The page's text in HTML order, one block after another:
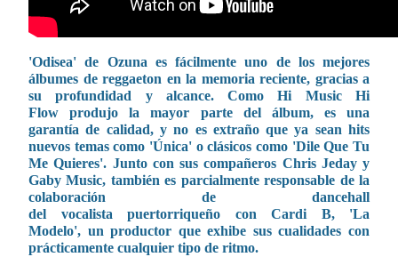
'Odisea' de Ozuna es fácilmente uno de los mejores
álbumes de reggaeton en la memoria reciente, gracias a
su profundidad y alcance. Como Hi Music Hi
Flow produjo la mayor parte del álbum, es una
garantía de calidad, y no es extraño que ya sean hits
nuevos temas como 'Única' o clásicos como 'Dile Que Tu
Me Quieres'. Junto con sus compañeros Chris Jeday y
Gaby Music, también es parcialmente responsable de la
colaboración de dancehall
del vocalista puertorriqueño con Cardi B, 'La
Modelo', un productor que exhibe sus cualidades con
prácticamente cualquier tipo de ritmo.